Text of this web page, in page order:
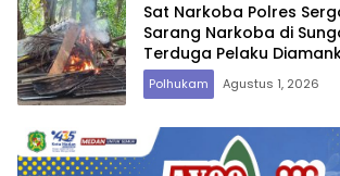
Sat Narkoba Polres
Sarang Narkoba di
Terduga Pelaku
Polhukam Agustus 1, 2026